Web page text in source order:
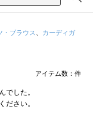
・ブラウス
カーディガ
アイテム数： 件
でした。
ださい。